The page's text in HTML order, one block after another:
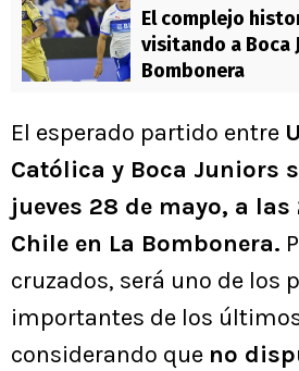
El complejo
visitando a Boca
Bombonera
El esperado partido entre
Católica y Boca Juniors
jueves 28 de mayo, a
Chile en La Bombonera.
cruzados, será uno de los
importantes de los
considerando que no